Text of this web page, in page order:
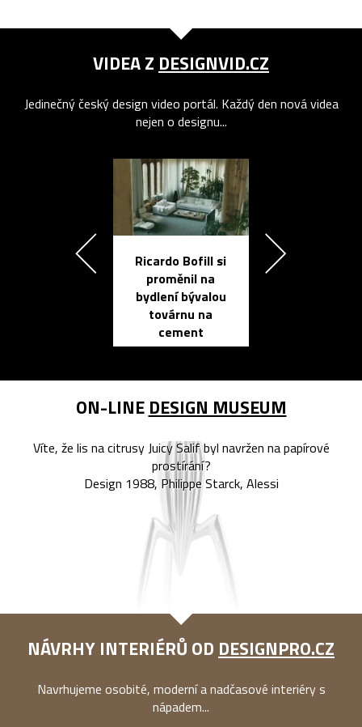
VIDEA Z DESIGNVID.CZ
Jedinečný český design video portál. Každý den nová videa
nejen o designu...
Ricardo Bofill si
proměnil na
bydlení bývalou
továrnu na
cement
ON-LINE DESIGN MUSEUM
Víte, že lis na citrusy Juicy Salif byl navržen na papírové
prostírání?
Design 1988, Philippe Starck, Alessi
NÁVRHY INTERIÉRŮ OD DESIGNPRO.CZ
Navrhujeme osobité, moderní a nadčasové interiéry s
nápadem...